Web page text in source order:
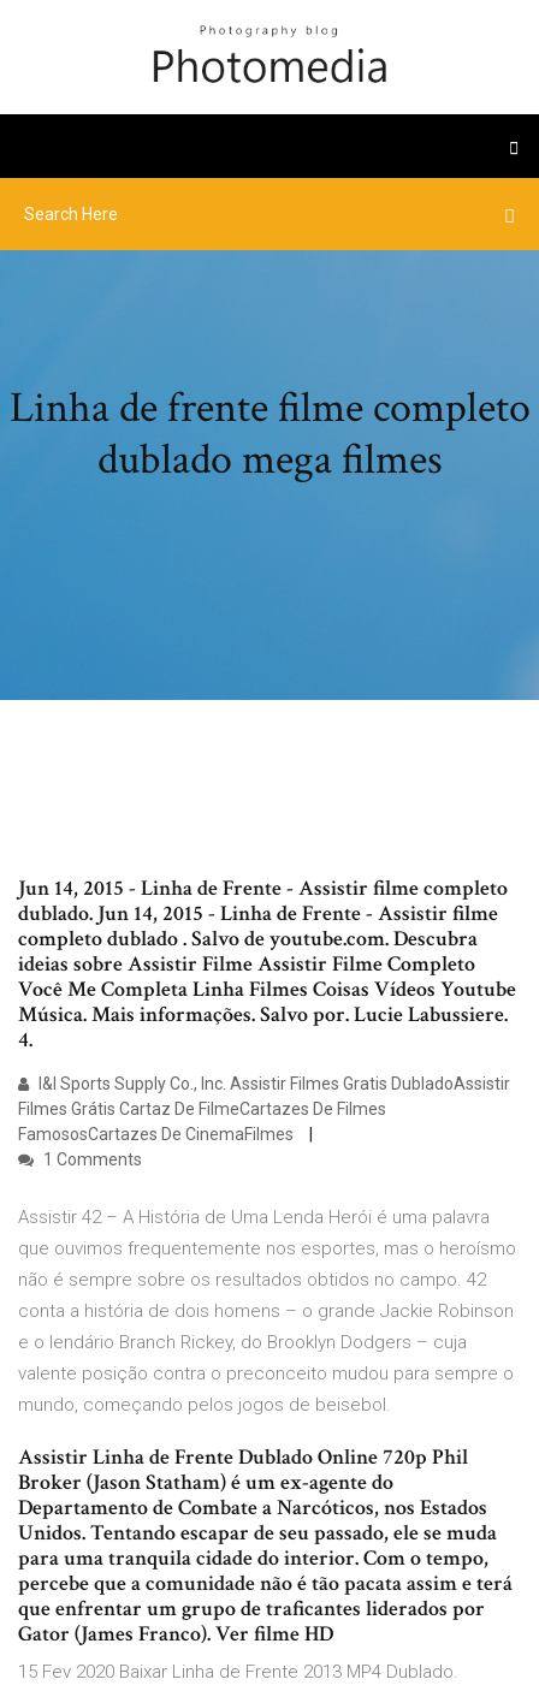
Linha de frente filme completo
dublado mega filmes
Jun 14, 2015 - Linha de Frente - Assistir filme completo
dublado. Jun 14, 2015 - Linha de Frente - Assistir filme
completo dublado . Salvo de youtube.com. Descubra
ideias sobre Assistir Filme Assistir Filme Completo
Você Me Completa Linha Filmes Coisas Vídeos Youtube
Música. Mais informações. Salvo por. Lucie Labussiere.
4.
I&I Sports Supply Co., Inc. Assistir Filmes Gratis DubladoAssistir
Filmes Grátis Cartaz De FilmeCartazes De Filmes
FamososCartazes De CinemaFilmes
1 Comments
Assistir 42 – A História de Uma Lenda Herói é uma palavra
que ouvimos frequentemente nos esportes, mas o heroísmo
não é sempre sobre os resultados obtidos no campo. 42
conta a história de dois homens – o grande Jackie Robinson
e o lendário Branch Rickey, do Brooklyn Dodgers – cuja
valente posição contra o preconceito mudou para sempre o
mundo, começando pelos jogos de beisebol.
Assistir Linha de Frente Dublado Online 720p Phil
Broker (Jason Statham) é um ex-agente do
Departamento de Combate a Narcóticos, nos Estados
Unidos. Tentando escapar de seu passado, ele se muda
para uma tranquila cidade do interior. Com o tempo,
percebe que a comunidade não é tão pacata assim e terá
que enfrentar um grupo de traficantes liderados por
Gator (James Franco). Ver filme HD
15 Fev 2020 Baixar Linha de Frente 2013 MP4 Dublado.